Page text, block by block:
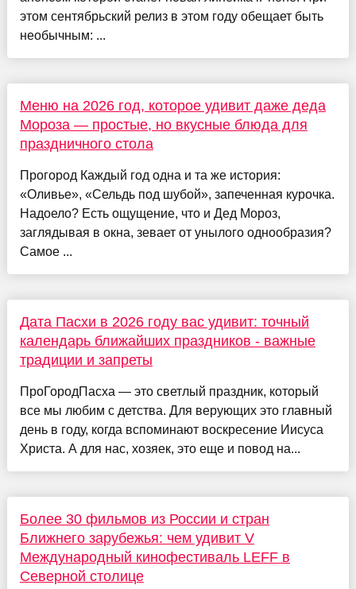
этом сентябрьский релиз в этом году обещает быть
необычным: ...
Меню на 2026 год, которое удивит даже деда
Мороза — простые, но вкусные блюда для
праздничного стола
Прогород Каждый год одна и та же история:
«Оливье», «Сельдь под шубой», запеченная курочка.
Надоело? Есть ощущение, что и Дед Мороз,
заглядывая в окна, зевает от унылого однообразия?
Самое ...
Дата Пасхи в 2026 году вас удивит: точный
календарь ближайших праздников - важные
традиции и запреты
ПроГородПасха — это светлый праздник, который
все мы любим с детства. Для верующих это главный
день в году, когда вспоминают воскресение Иисуса
Христа. А для нас, хозяек, это еще и повод на...
Более 30 фильмов из России и стран
Ближнего зарубежья: чем удивит V
Международный кинофестиваль LEFF в
Северной столице